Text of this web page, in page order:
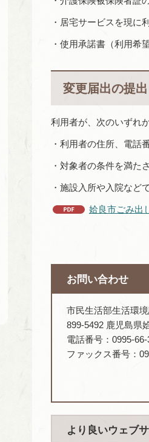
・居宅サービスを現に
・使用承諾書（利用希
変更届出の提出
利用者が、次のいずれ
・利用者の住所、電話
・対象者の条件を満た
・施設入所や入院など
姶良市ごみ出
お問い合わせ
市民生活部生活環
899-5492 鹿児島県
電話番号：0995-66-
ファックス番号：
より良いウェブ